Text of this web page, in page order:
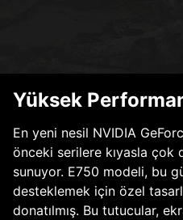
Yüksek
En yeni nesil NVIDIA
önceki serilere kıyasla çok
sunuyor. E750 modeli, bu
desteklemek için özel
donatılmış. Bu tutucular,